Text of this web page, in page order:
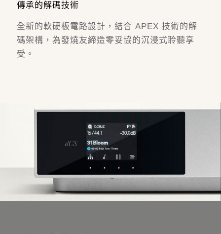
傳承的解碼技術
全新的軟硬板電路設計，結合 APEX 技術的解
碼架構，為發燒友締造零妥協的沉浸式聆聽享
受。